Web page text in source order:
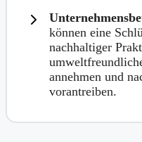
können eine
nachhaltiger
annehmen und
vorantreiben.